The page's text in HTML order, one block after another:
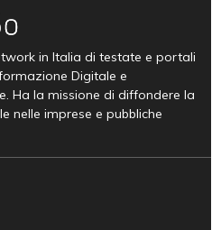
in Italia di testate e portali
Digitale e
Ha la missione di diffondere la
nelle imprese e pubbliche